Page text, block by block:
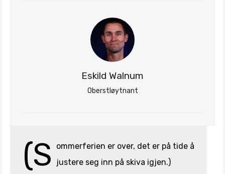
Eskild Walnum
Oberstløytnant
(S
ommerferien er over, det er på tide å
justere seg inn på skiva igjen.)